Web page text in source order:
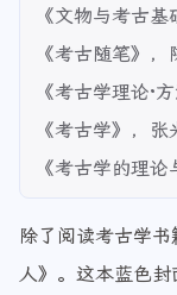
《文物与考古
《考古随笔》
《考古学理论·
《考古学》，张
《考古学的理
除了阅读考古学
人》。这本蓝色封